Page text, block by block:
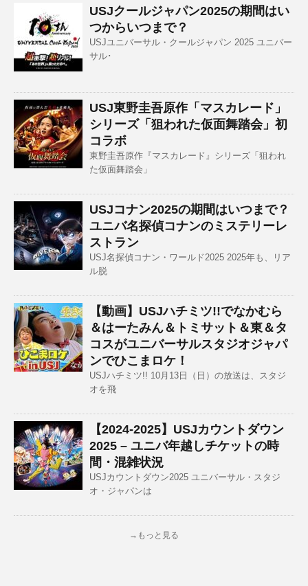
USJクールジャパン2025の期間はい
つからいつまで？
USJユニバーサル・クールジャパン 2025 ユニバー
サル･
USJ東野圭吾原作「マスカレード」
シリーズ「狙われた仮面舞踏会」初
コラボ
東野圭吾原作『マスカレード』シリーズ「狙われ
た仮面舞踏会」
USJコナン2025の期間はいつまで？
ユニバ名探偵コナンのミステリーレ
ストラン
USJ名探偵コナン・ワールド2025 2025年も、リア
ル脱
【動画】USJハチミツ!!でなかむら
＆はーたみん＆トミサット＆東＆タ
コスがユニバーサルスタジオジャパ
ンでひこまロケ！
USJハチミツ!! 10月13日（日）の放送は、スタジ
オを飛
【2024-2025】USJカウントダウン
2025 – ユニバ年越しチケットの時
間・混雑状況
USJカウントダウン2025 ユニバーサル・スタジ
オ・ジャパンは
→もっと見る